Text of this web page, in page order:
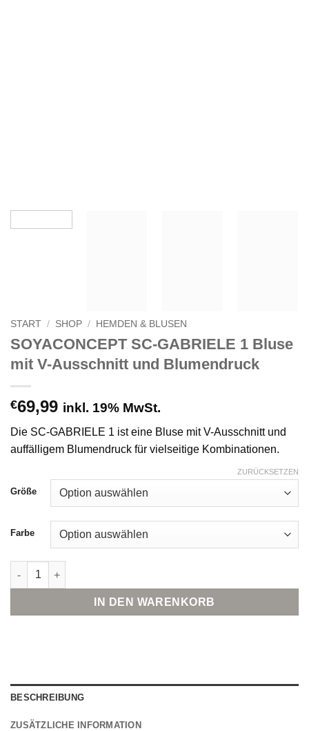
START / SHOP / HEMDEN & BLUSEN
SOYACONCEPT SC-GABRIELE 1 Bluse
mit V-Ausschnitt und Blumendruck
€69,99 inkl. 19% MwSt.
Die SC-GABRIELE 1 ist eine Bluse mit V-Ausschnitt und
auffälligem Blumendruck für vielseitige Kombinationen.
Größe
Farbe
ZURÜCKSETZEN
SOYACONCEPT SC-GABRIELE 1 Bluse mit V-Ausschnitt und
IN DEN WARENKORB
BESCHREIBUNG
ZUSÄTZLICHE INFORMATION